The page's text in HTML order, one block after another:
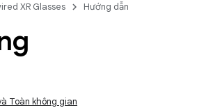
XR Glasses
Hướng dẫn
Toàn không gian